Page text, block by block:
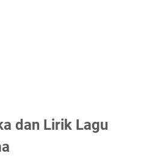
dan Lirik Lagu